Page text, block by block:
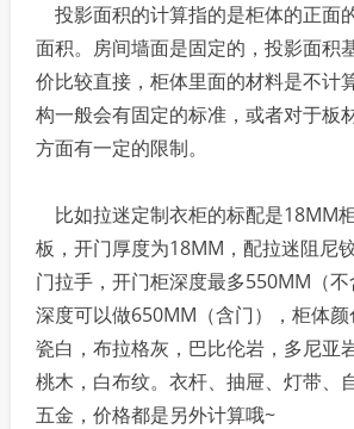
投影面积的计算指的是柜体的正面
面积。房间墙面是固定的，投影面积
价比较直接，柜体里面的材料是不计
构一般会有固定的标准，或者对于板
方面有一定的限制。
比如拉迷定制衣柜的标配是18MM
板，开门厚度为18MM，配拉迷阻尼
门拉手，开门柜深度最多550MM（
深度可以做650MM（含门），柜体
瓷白，布拉格灰，巴比伦岩，多尼亚
桃木，白布纹。衣杆、抽屉、灯带、
五金，价格都是另外计算哦~